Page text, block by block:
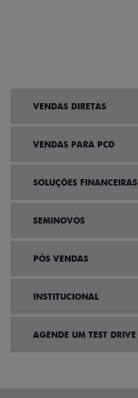
VENDAS DIRETAS
VENDAS PARA PCD
SOLUÇÕES FINANCEIRAS
SEMINOVOS
PÓS VENDAS
INSTITUCIONAL
AGENDE UM TEST DRIVE